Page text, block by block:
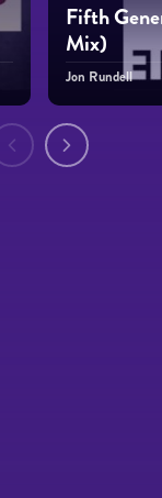
Fifth
Mix)
Jon Rundell